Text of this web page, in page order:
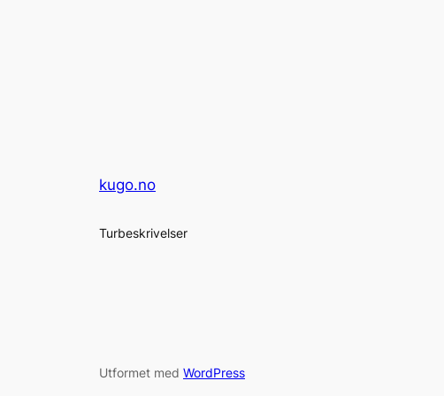
kugo.no
Turbeskrivelser
Utformet med WordPress